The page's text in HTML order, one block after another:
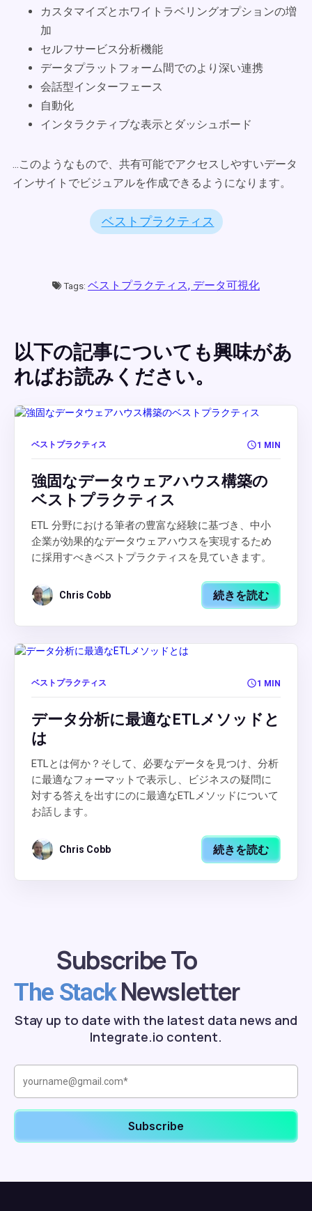
カスタマイズとホワイトラベリングオプションの増
加
セルフサービス分析機能
データプラットフォーム間でのより深い連携
会話型インターフェース
自動化
インタラクティブな表示とダッシュボード
...このようなもので、共有可能でアクセスしやすいデータ
インサイトでビジュアルを作成できるようになります。
ベストプラクティス
Tags: ベストプラクティス, データ可視化
以下の記事についても興味があ
ればお読みください。
ベストプラクティス 1 MIN
強固なデータウェアハウス構築の
ベストプラクティス
ETL 分野における筆者の豊富な経験に基づき、中小
企業が効果的なデータウェアハウスを実現するため
に採用すべきベストプラクティスを見ていきます。
Chris Cobb 続きを読む
ベストプラクティス 1 MIN
データ分析に最適なETLメソッドと
は
ETLとは何か？そして、必要なデータを見つけ、分析
に最適なフォーマットで表示し、ビジネスの疑問に
対する答えを出すにのに最適なETLメソッドについて
お話します。
Chris Cobb 続きを読む
Subscribe To
The StackNewsletter
Stay up to date with the latest data news and
Integrate.io content.